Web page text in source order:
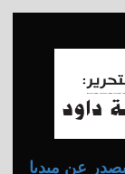
عن ميديا